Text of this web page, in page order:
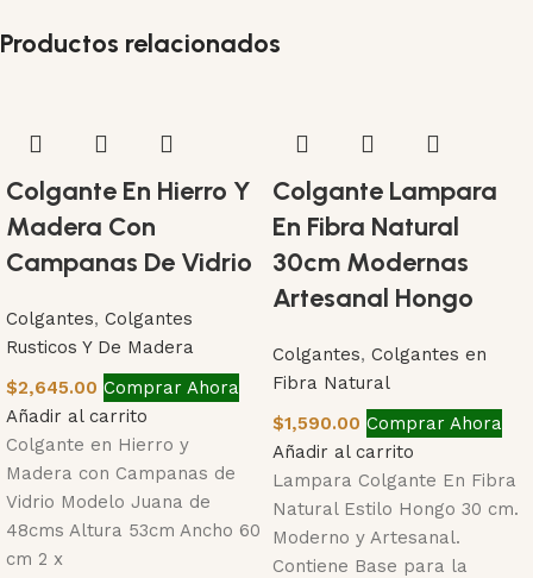
Productos relacionados
Colgante En Hierro Y
Madera Con
Campanas De Vidrio
Colgantes, Colgantes
Rusticos Y De Madera
$2,645.00 Comprar Ahora
Añadir al carrito
Colgante en Hierro y
Madera con Campanas de
Vidrio Modelo Juana de
48cms Altura 53cm Ancho 60
cm 2 x
Colgante Lampara
En Fibra Natural
30cm Modernas
Artesanal Hongo
Colgantes, Colgantes en
Fibra Natural
$1,590.00 Comprar Ahora
Añadir al carrito
Lampara Colgante En Fibra
Natural Estilo Hongo 30 cm.
Moderno y Artesanal.
Contiene Base para la